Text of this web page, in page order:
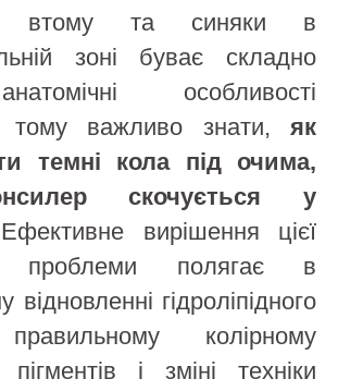
втому та синяки в
зоні буває складно
особливості
тому важливо знати, як
темні кола під очима,
скочується у
вирішення цієї
проблеми полягає в
відновленні гідроліпідного
колірному
пігментів і зміні техніки